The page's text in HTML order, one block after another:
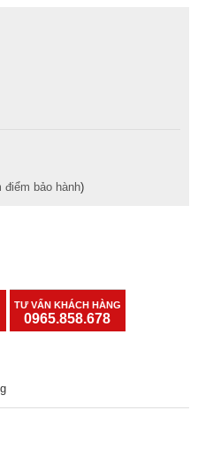
điểm bảo hành)
TƯ VẤN KHÁCH HÀNG
0965.858.678